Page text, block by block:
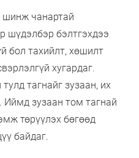
шинж чанартай
шүдэлбэр бэлтгэхдээ
бол тахийлт, хөшилт
хугардаг.
тагнайг зузаан, их
Иймд зузаан том тагнай
төрүүлэх бөгөөд
байдаг.